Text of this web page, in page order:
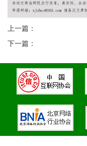
上一篇：
下一篇：